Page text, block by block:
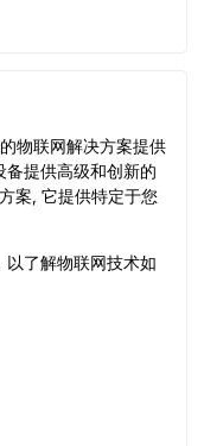
物联网解决方案提供
提供高级和创新的
案, 它提供特定于您
了解物联网技术如